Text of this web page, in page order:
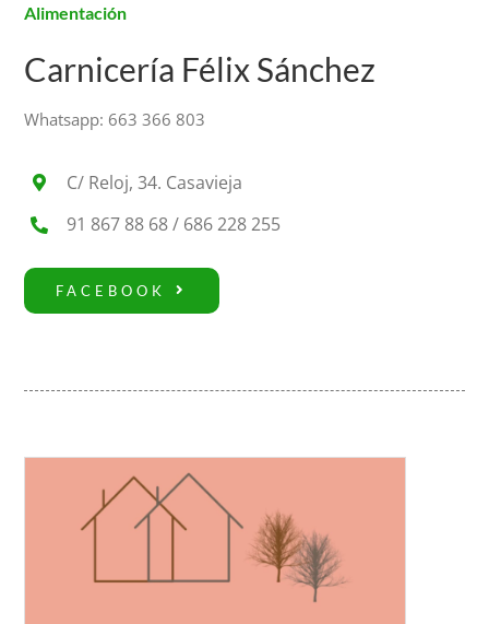
Alimentación
Carnicería Félix Sánchez
Whatsapp: 663 366 803
C/ Reloj, 34. Casavieja
91 867 88 68 / 686 228 255
FACEBOOK